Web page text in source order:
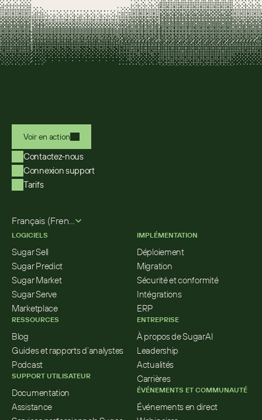
Voir en action
Contactez-nous
Connexion support
Tarifs
Français (French)
LOGICIELS
Sugar Sell
Sugar Predict
Sugar Market
Sugar Serve
Marketplace
RESSOURCES
Blog
Guides et rapports d’analystes
Podcast
SUPPORT UTILISATEUR
Documentation
Assistance
IMPLÉMENTATION
Déploiement
Migration
Sécurité et conformité
Intégrations
ERP
ENTREPRISE
À propos de SugarAI
Leadership
Actualités
Carrières
ÉVÉNEMENTS ET COMMUNAUTÉ
Événements en direct